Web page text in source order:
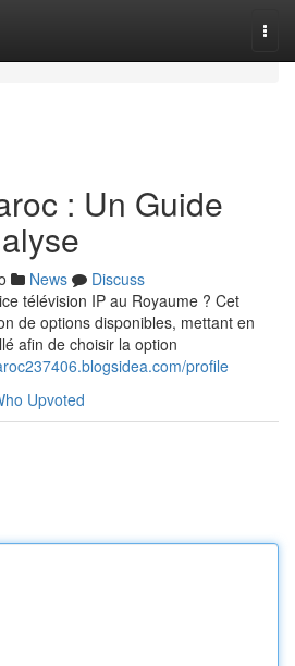
: Un Guide
News
Discuss
télévision IP au Royaume ? Cet
de options disponibles, mettant en
afin de choisir la option
profile
Upvoted